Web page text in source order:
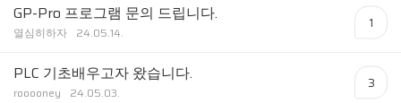
GP-Pro 프로그램 문의 드립니다.
열심히하자 24.05.14.
1
PLC 기초배우고자 왔습니다.
rooooney 24.05.03.
3